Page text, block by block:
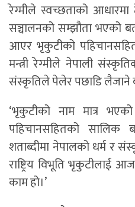
रेग्मीले स्वच्छताको
सञ्चालनको सम्झौता भएको
आएर भृकुटीको
मन्त्री रेग्मीले नेपाली
संस्कृतिले पेलेर पछाडि लैजाने
‘भृकुटीको नाम मात्र
पहिचानसहितको सालिक
शताब्दीमा नेपालको धर्म र
राष्ट्रिय विभूति भृकुटीलाई
काम हो।’